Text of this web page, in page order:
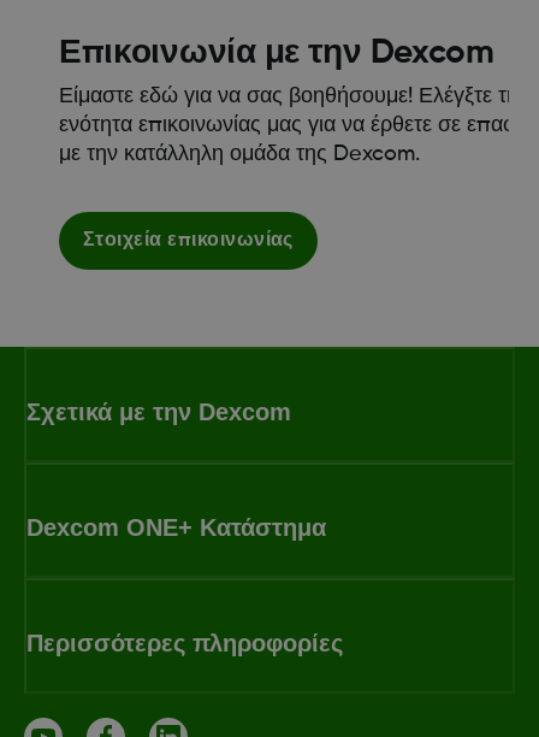
Επικοινωνία με την Dexcom
Είμαστε εδώ για να σας βοηθήσουμε! Ελέγξτε την
ενότητα επικοινωνίας μας για να έρθετε σε επαφή
με την κατάλληλη ομάδα της Dexcom.
Στοιχεία επικοινωνίας
Σχετικά με την Dexcom
Dexcom ONE+ Κατάστημα
Περισσότερες πληροφορίες